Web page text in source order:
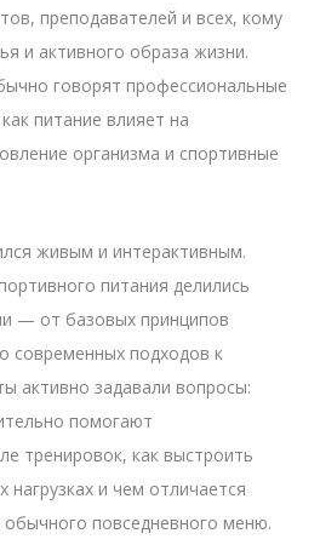
преподавателей и всех, кому
и активного образа жизни.
говорят профессиональные
питание влияет на
организма и спортивные
живым и интерактивным.
питания делились
— от базовых принципов
современных подходов к
активно задавали вопросы:
помогают
тренировок, как выстроить
нагрузках и чем отличается
повседневного меню.